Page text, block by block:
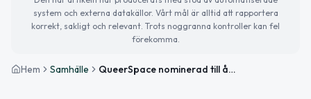
system och externa datakällor. Vårt mål är alltid att rapportera
korrekt, sakligt och relevant. Trots noggranna kontroller kan fel
förekomma.
Hem Samhälle QueerSpace nominerad till årets verksamhet på KEKS Awards